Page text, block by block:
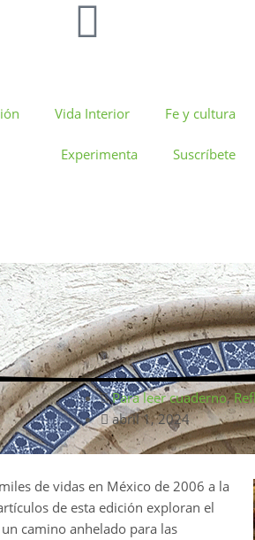
Vida Interior Fe y cultura
Experimenta Suscríbete
Para leer cuaderno,
abril 1, 2024
de vidas en México de 2006 a la
de esta edición exploran el
camino anhelado para las